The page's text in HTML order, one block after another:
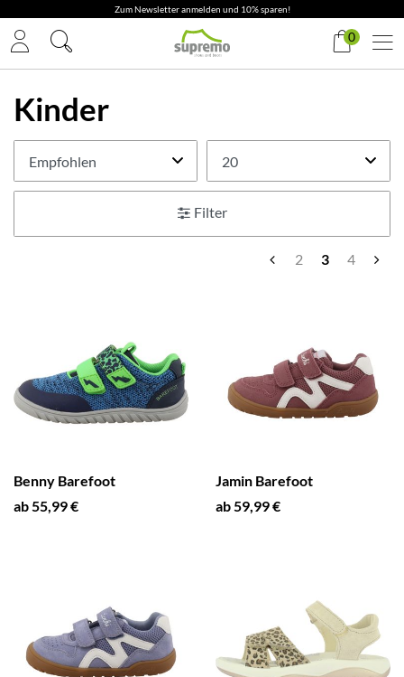
✓ Gratis Versand & Rückversand
0
Kinder
Filter
2 3 4
Benny Barefoot
ab 55,99 €
Jamin Barefoot
ab 59,99 €